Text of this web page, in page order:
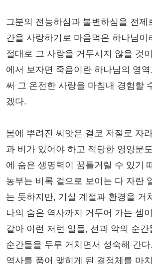
그분의 전능하심과 불변하심을 전제
간을 사랑하기로 마음먹은 하나님이
절대로 그 사랑을 거두시지 않을 것
에서 보자면 죽음이란 하나님의 영
써 그 온전한 사랑을 마침내 경험할
겠다.
봄에 뿌려진 씨앗은 결코 저절로 자
과 비가 있어야 하고 적당한 영양분
에 숨은 생명력이 꿈틀거릴 수 있기
농부는 비록 겉으로 보이는 다 자란
는 듯하지만, 기실 계절과 환경을 거
나의 숨은 역사까지 거두어 가는 셈
같아 이런 저런 일들, 선과 악의 순간
순간들을 두루 거치면서 성숙해 간
역사를 품어 맺히게 된 결정체를 마